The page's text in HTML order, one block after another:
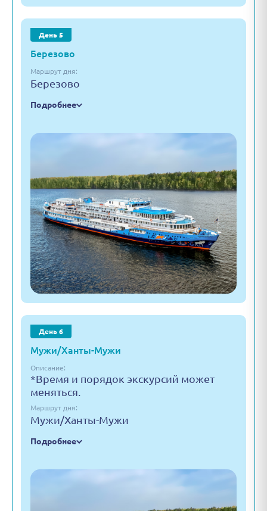
День 5
Березово
Маршрут дня:
Березово
Подробнее
День 6
Мужи/Ханты-Мужи
Описание:
*Время и порядок экскурсий может
меняться.
Маршрут дня:
Мужи/Ханты-Мужи
Подробнее